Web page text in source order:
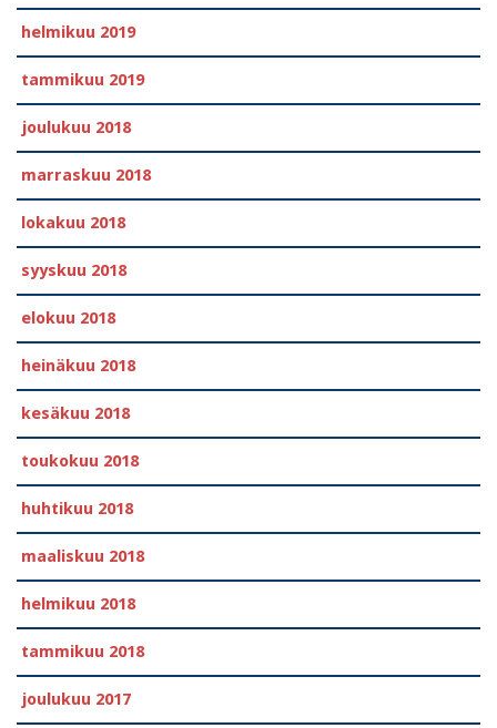
helmikuu 2019
tammikuu 2019
joulukuu 2018
marraskuu 2018
lokakuu 2018
syyskuu 2018
elokuu 2018
heinäkuu 2018
kesäkuu 2018
toukokuu 2018
huhtikuu 2018
maaliskuu 2018
helmikuu 2018
tammikuu 2018
joulukuu 2017